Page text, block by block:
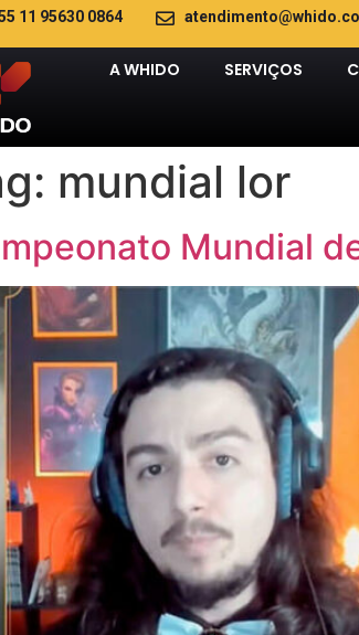
11 95630 0864
A WHIDO SERVIÇOS
mundial lor
Mundial